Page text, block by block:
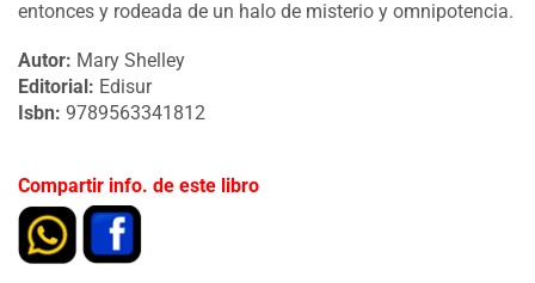
entonces y rodeada de un halo de misterio y omnipotencia.
Autor: Mary Shelley
Editorial: Edisur
Isbn: 9789563341812
Compartir info. de este libro